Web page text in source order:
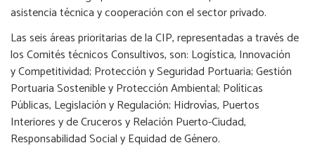
asistencia técnica y cooperación con el sector privado.
Las seis áreas prioritarias de la CIP, representadas a través de
los Comités técnicos Consultivos, son: Logística, Innovación
y Competitividad; Protección y Seguridad Portuaria; Gestión
Portuaria Sostenible y Protección Ambiental; Políticas
Públicas, Legislación y Regulación; Hidrovías, Puertos
Interiores y de Cruceros y Relación Puerto-Ciudad,
Responsabilidad Social y Equidad de Género.